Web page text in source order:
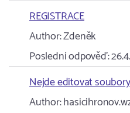
REGISTRACE
Author:Zdeněk
Poslední odpověď:
Nejde editovat soubory
Author: